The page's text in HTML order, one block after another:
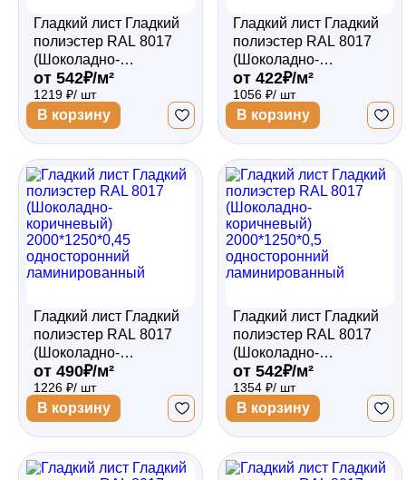
Гладкий лист Гладкий
полиэстер RAL 8017
(Шоколадно-
коричневый)
1800*1250*0,5
односторонний
ламинированный
от 542₽/м²
1219 ₽/ шт
В корзину
Гладкий лист Гладкий
полиэстер RAL 8017
(Шоколадно-
коричневый)
2000*1250*0,35
односторонний
ламинированный
от 422₽/м²
1056 ₽/ шт
В корзину
Гладкий лист Гладкий
полиэстер RAL 8017
(Шоколадно-
коричневый)
2000*1250*0,45
односторонний
ламинированный
от 490₽/м²
1226 ₽/ шт
В корзину
Гладкий лист Гладкий
полиэстер RAL 8017
(Шоколадно-
коричневый)
2000*1250*0,5
односторонний
ламинированный
от 542₽/м²
1354 ₽/ шт
В корзину